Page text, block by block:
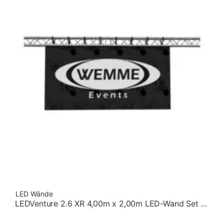
LED Wände
LEDVenture 2.6 XR 4,00m x 2,00m LED-Wand Set 02 – Fliegend [2:1]